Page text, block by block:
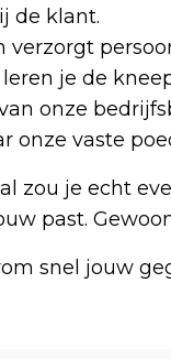
de klant.
verzorgt
je de
onze
onze vaste
zou je echt
past.
snel jouw